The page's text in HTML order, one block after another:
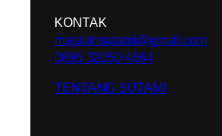
KONTAK
majalahsutami@gmail.com
0895 32050 4664
TENTANG SUTAMI